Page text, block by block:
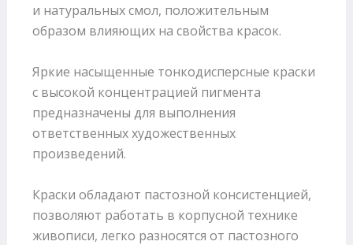
и натуральных смол, положительным
образом влияющих на свойства красок.
Яркие насыщенные тонкодисперсные краски
с высокой концентрацией пигмента
предназначены для выполнения
ответственных художественных
произведений.
Краски обладают пастозной консистенцией,
позволяют работать в корпусной технике
живописи, легко разносятся от пастозного